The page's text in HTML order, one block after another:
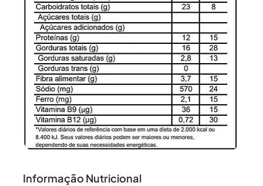
Informação Nutricional